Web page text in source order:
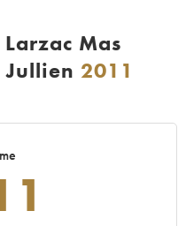
Mas
2011